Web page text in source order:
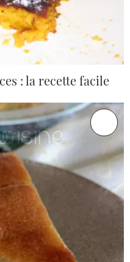
: la recette facile